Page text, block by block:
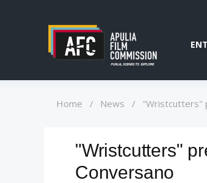
Home / News / "Wristcutters"
"Wristcutters"
Conversano